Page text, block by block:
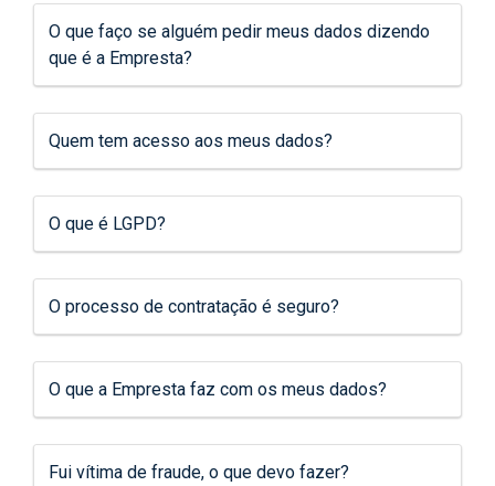
O que faço se alguém pedir meus dados dizendo
que é a Empresta?
Quem tem acesso aos meus dados?
O que é LGPD?
O processo de contratação é seguro?
O que a Empresta faz com os meus dados?
Fui vítima de fraude, o que devo fazer?